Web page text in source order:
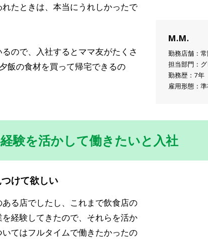
M.M.
勤務店舗：
担当部門：
勤務歴：7年
雇用形態：準
たときは、本当にうれしかったで
ので、入社するとママ友がたくさ
飯の食材を買って帰宅できるの
験を活かして働きたいと入社
けて欲しい
る店でしたし、これまで飲食店の
経験してきたので、それらを活か
てはフルタイムで働きたかったの